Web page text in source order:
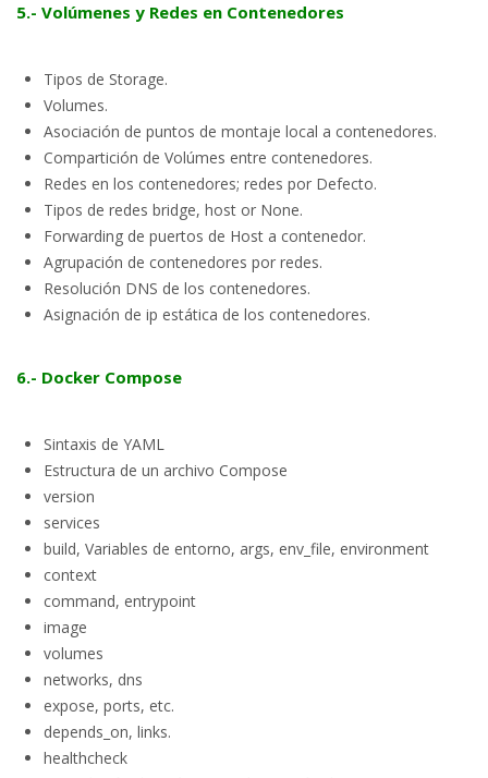
5.- Volúmenes y Redes en Contenedores
Tipos de Storage.
Volumes.
Asociación de puntos de montaje local a contenedores.
Compartición de Volúmes entre contenedores.
Redes en los contenedores; redes por Defecto.
Tipos de redes bridge, host or None.
Forwarding de puertos de Host a contenedor.
Agrupación de contenedores por redes.
Resolución DNS de los contenedores.
Asignación de ip estática de los contenedores.
6.- Docker Compose
Sintaxis de YAML
Estructura de un archivo Compose
version
services
build, Variables de entorno, args, env_file, environment
context
command, entrypoint
image
volumes
networks, dns
expose, ports, etc.
depends_on, links.
healthcheck